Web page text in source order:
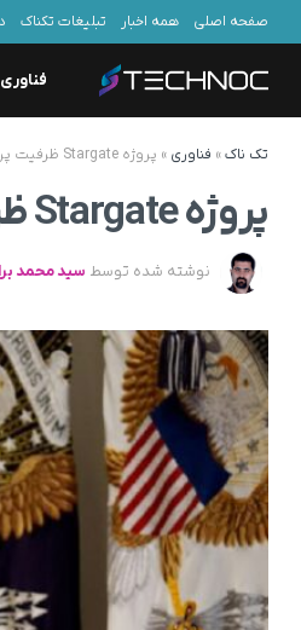
صفحه اصلی همه اخبار تبلیغات تکناک
فناوری
تک ناک» فناوری » پروژه Stargate ظرفیت پردازشی OpenAI را متحول می‌ کند
پروژه Stargate ظرفیت پردازشی OpenAI را متحول می‌ کند
نوشته شده توسط سید محمد